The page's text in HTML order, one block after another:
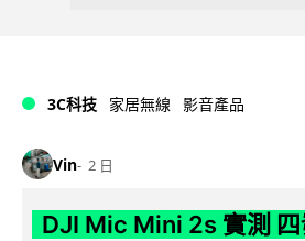
3C科技 家居無線 影音產品
Vin 2 日
DJI Mic Mini 2s 實測